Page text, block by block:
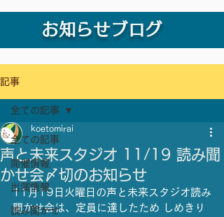
お知らせブログ
記事
全ての記事
開催情報
出演情報
読み聞かせ
全ての記事
声と未来スタジオ 11/19 読み聞
かせ会〆切のお知らせ
koetomirai
11月19日火曜日の声と未来スタジオ読み
聞かせ会は、定員に達したため しめきり